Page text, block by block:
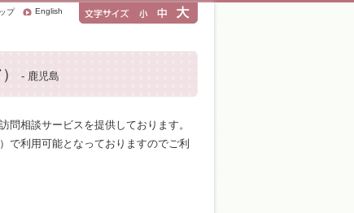
- 鹿児島
相談サービスを提供しております。
で利用可能となっておりますのでご利
プ English